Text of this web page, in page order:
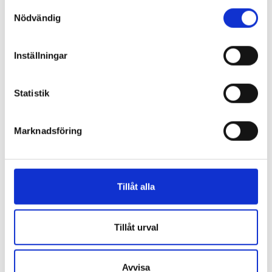
Nödvändig
Inställningar
Statistik
Marknadsföring
Tillåt alla
Tillåt urval
Avvisa
Kabelsökare